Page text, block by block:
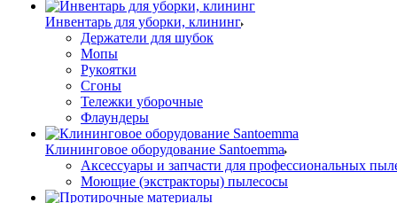
Инвентарь для уборки, клининг
Держатели для шубок
Мопы
Рукоятки
Сгоны
Тележки уборочные
Флаундеры
Клининговое оборудование Santoemma
Аксессуары и запчасти для профессиональных
Моющие (экстракторы) пылесосы